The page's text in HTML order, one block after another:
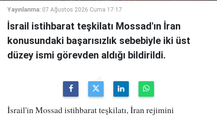
Yayınlanma: 07 Ağustos 2026 Cuma 17:17
İsrail istihbarat teşkilatı Mossad'ın İran
konusundaki başarısızlık sebebiyle iki üst
düzey ismi görevden aldığı bildirildi.
İsrail'in Mossad istihbarat teşkilatı, İran rejimini